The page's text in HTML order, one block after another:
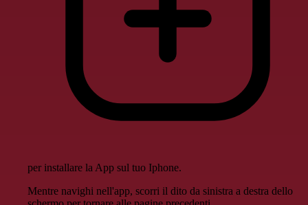
per installare la App sul tuo Iphone.
Mentre navighi nell'app, scorri il dito da sinistra a destra dello